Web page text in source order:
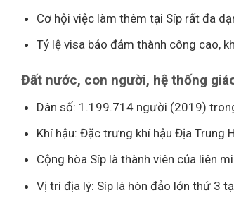
Cơ hội việc làm thêm tại Síp rất đa
Tỷ lệ visa bảo đảm thành công cao,
Đất nước, con người, hệ thống
Dân số: 1.199.714 người (2019)
Khí hậu: Đặc trưng khí hậu Địa Trung
Cộng hòa Síp là thành viên của liên
Vị trí địa lý: Síp là hòn đảo lớn thứ 3